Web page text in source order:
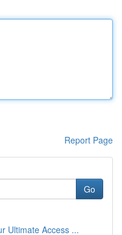
Report Page
Go
Ultimate Access ...